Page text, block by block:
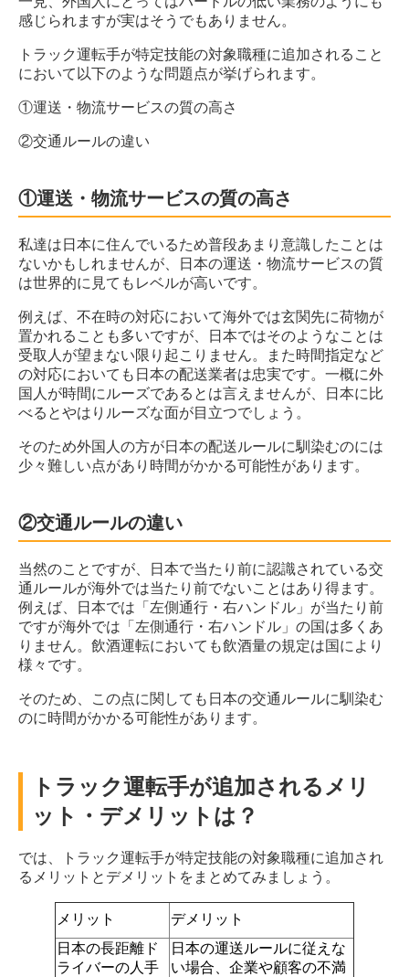
感じられますが実はそうでもありません。
トラック運転手が特定技能の対象職種に追加されること
において以下のような問題点が挙げられます。
①運送・物流サービスの質の高さ
②交通ルールの違い
①運送・物流サービスの質の高さ
私達は日本に住んでいるため普段あまり意識したことは
ないかもしれませんが、日本の運送・物流サービスの質
は世界的に見てもレベルが高いです。
例えば、不在時の対応において海外では玄関先に荷物が
置かれることも多いですが、日本ではそのようなことは
受取人が望まない限り起こりません。また時間指定など
の対応においても日本の配送業者は忠実です。一概に外
国人が時間にルーズであるとは言えませんが、日本に比
べるとやはりルーズな面が目立つでしょう。
そのため外国人の方が日本の配送ルールに馴染むのには
少々難しい点があり時間がかかる可能性があります。
②交通ルールの違い
当然のことですが、日本で当たり前に認識されている交
通ルールが海外では当たり前でないことはあり得ます。
例えば、日本では「左側通行・右ハンドル」が当たり前
ですが海外では「左側通行・右ハンドル」の国は多くあ
りません。飲酒運転においても飲酒量の規定は国により
様々です。
そのため、この点に関しても日本の交通ルールに馴染む
のに時間がかかる可能性があります。
トラック運転手が追加されるメリ
ット・デメリットは？
では、トラック運転手が特定技能の対象職種に追加され
るメリットとデメリットをまとめてみましょう。
メリット
デメリット
日本の長距離ド
ライバーの人手
日本の運送ルールに従えな
い場合、企業や顧客の不満